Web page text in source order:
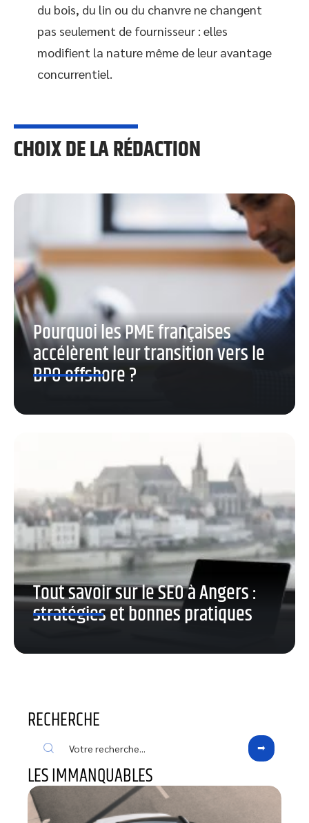
du bois, du lin ou du chanvre ne changent
pas seulement de fournisseur : elles
modifient la nature même de leur avantage
concurrentiel.
CHOIX DE LA RÉDACTION
Pourquoi les PME françaises
accélèrent leur transition vers le
BPO offshore ?
Tout savoir sur le SEO à Angers :
stratégies et bonnes pratiques
RECHERCHE
LES IMMANQUABLES